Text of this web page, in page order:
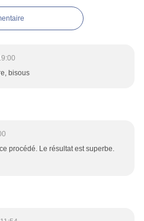
bisous
procédé. Le résultat est superbe.